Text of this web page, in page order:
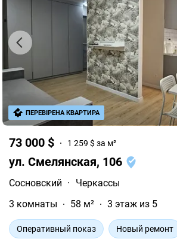
73 000 $ 1 259 $ за м²
ул. Смелянская, 106
Сосновский ·
Черкассы
3 комнаты
58 м² 3 этаж из 5
Оперативный показ Новый ремонт
ПЕРЕВІРЕНА КВАРТИРА